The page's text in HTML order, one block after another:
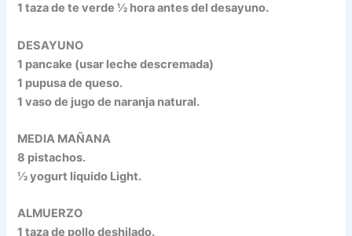
1 taza de te verde ½ hora antes del desayuno.
DESAYUNO
1 pancake (usar leche descremada)
1 pupusa de queso.
1 vaso de jugo de naranja natural.
MEDIA MAÑANA
8 pistachos.
½ yogurt liquido Light.
ALMUERZO
1 taza de pollo deshilado.